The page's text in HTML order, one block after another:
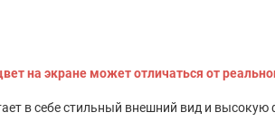
на экране может отличаться от
в себе стильный внешний вид и